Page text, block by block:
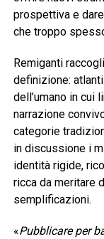
prospettiva e
che troppo
Remiganti
definizione:
dell’umano in cui
narrazione
categorie
in discussione i
identità rigide,
ricca da meritare
semplificazioni.
«Pubblicare per